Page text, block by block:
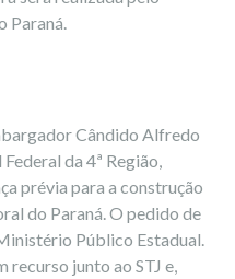
Paraná.
Cândido Alfredo
da 4ª Região,
prévia para a construção
do Paraná. O pedido de
Público Estadual.
recurso junto ao STJ e,